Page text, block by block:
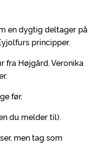
en dygtig deltager på
principper.
fra Højgård. Veronika
før.
du melder til).
men tag som